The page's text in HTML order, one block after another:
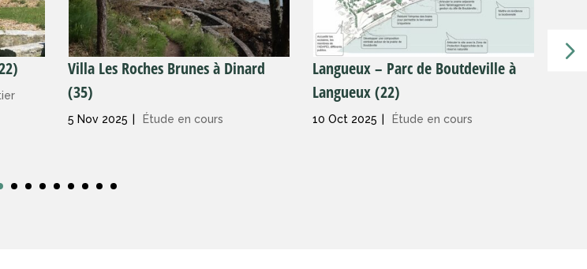
Villa Les Roches Brunes à Dinard
(35)
5 Nov 2025 Étude en cours
Langueux – Parc de Boutdeville à
Langueux (22)
10 Oct 2025 Étude en cours